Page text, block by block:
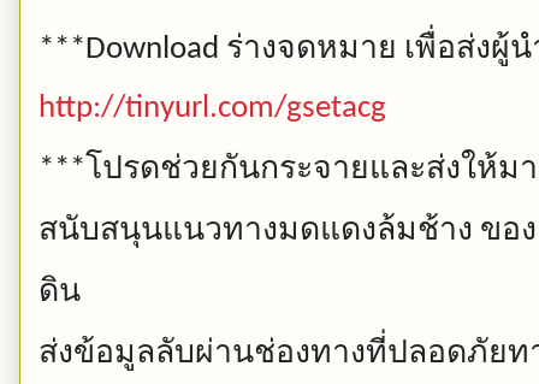
***Download ร่างจดหมาย เพื่อส่งผู้
http://tinyurl.com/gsetacg
***โปรดช่วยกันกระจายและส่งให้ม
สนับสนุนแนวทางมดแดงล้มช้าง ของ
ดิน
ส่งข้อมูลลับผ่านช่องทางที่ปลอดภัยท